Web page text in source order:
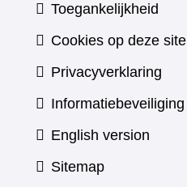
Toegankelijkheid
Cookies op deze site
Privacyverklaring
Informatiebeveiliging
English version
Sitemap